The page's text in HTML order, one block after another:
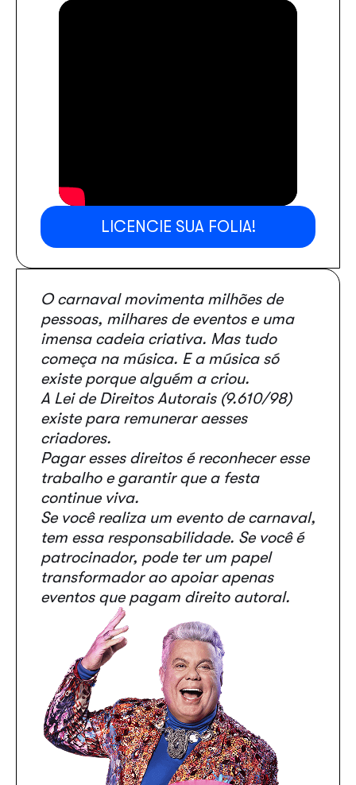
LICENCIE SUA FOLIA!
O carnaval movimenta milhões de
pessoas, milhares de eventos e uma
imensa cadeia criativa. Mas tudo
começa na música. E a música só
existe porque alguém a criou.
A Lei de Direitos Autorais (9.610/98)
existe para remunerar aesses
criadores.
Pagar esses direitos é reconhecer esse
trabalho e garantir que a festa
continue viva.
Se você realiza um evento de carnaval,
tem essa responsabilidade. Se você é
patrocinador, pode ter um papel
transformador ao apoiar apenas
eventos que pagam direito autoral.